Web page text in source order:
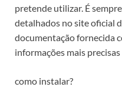
pretende utilizar. É
detalhados no site oficial
documentação fornecida
informações mais
como instalar?